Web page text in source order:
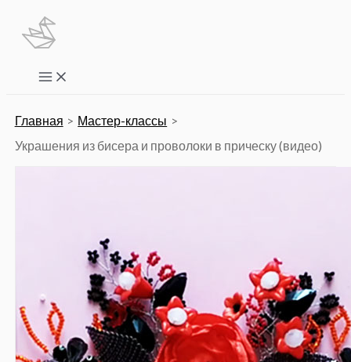
Перейти
содержимому
Main
Menu
Главная
Мастер-классы
Украшения из бисера и проволоки в прическу (видео)